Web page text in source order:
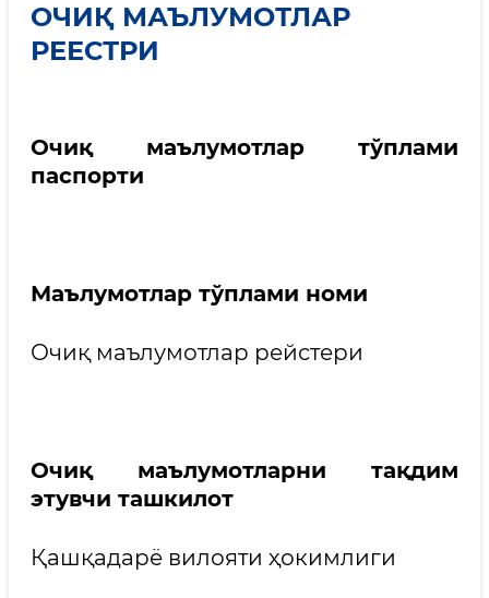
ОЧИҚ МАЪЛУМОТЛАР
РЕЕСТРИ
Очиқ маълумотлар тўплами
паспорти
Маълумотлар тўплами номи
Очиқ маълумотлар рейстери
Очиқ маълумотларни тақдим
этувчи ташкилот
Қашқадарё вилояти ҳокимлиги